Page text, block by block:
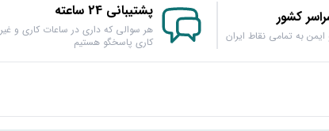
کشور
به تمامی نقاط ایران
پشتیبانی 24 ساعته
هر سوالی که داری در ساعات کاری و غیر
کاری پاسخگو هستیم